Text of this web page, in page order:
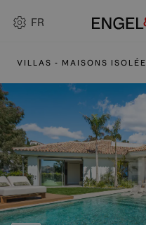
FR
VILLAS - MAISONS ISOLÉE